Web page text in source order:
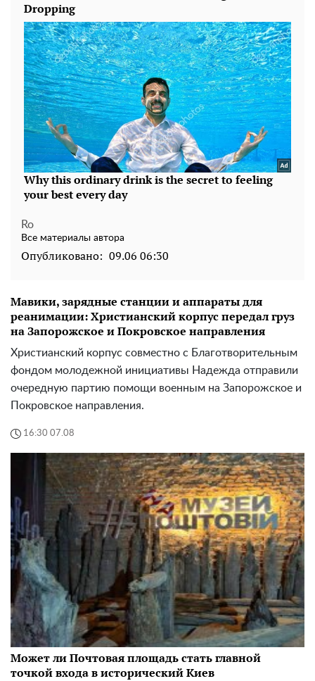
Ro
Все материалы автора
Опубликовано: 09.06 06:30
Мавики, зарядные станции и аппараты для
реанимации: Христианский корпус передал груз
на Запорожское и Покровское направления
Христианский корпус совместно с Благотворительным
фондом молодежной инициативы Надежда отправили
очередную партию помощи военным на Запорожское и
Покровское направления.
16:30 07.08
Может ли Почтовая площадь стать главной
точкой входа в исторический Киев